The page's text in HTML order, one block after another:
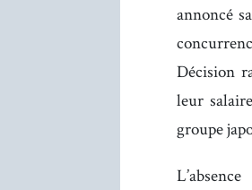
annoncé
Décision
leur
groupe